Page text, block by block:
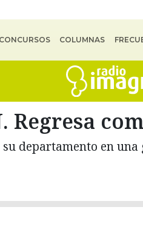
CONCURSOS COLUMNAS
Regresa
departamento en